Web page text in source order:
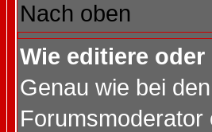
Nach oben
Wie editiere
Genau wie bei